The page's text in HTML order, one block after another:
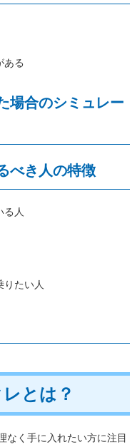
ある
場合のシミュレー
べき人の特徴
る人
たい人
とは？
なく手に入れたい方に注目